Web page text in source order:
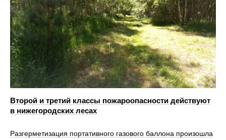
Второй и третий классы пожароопасности действуют
в нижегородских лесах
Разгерметизация портативного газового баллона произошла